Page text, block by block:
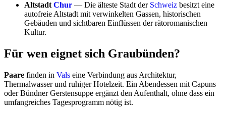
Altstadt Chur — Die älteste Stadt der Schweiz besitzt eine
autofreie Altstadt mit verwinkelten Gassen, historischen
Gebäuden und sichtbaren Einflüssen der rätoromanischen
Kultur.
Für wen eignet sich Graubünden?
Paare finden in Vals eine Verbindung aus Architektur,
Thermalwasser und ruhiger Hotelzeit. Ein Abendessen mit Capuns
oder Bündner Gerstensuppe ergänzt den Aufenthalt, ohne dass ein
umfangreiches Tagesprogramm nötig ist.